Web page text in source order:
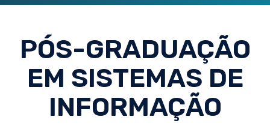
PÓS-GRADUAÇÃO
EM SISTEMAS DE
INFORMAÇÃO